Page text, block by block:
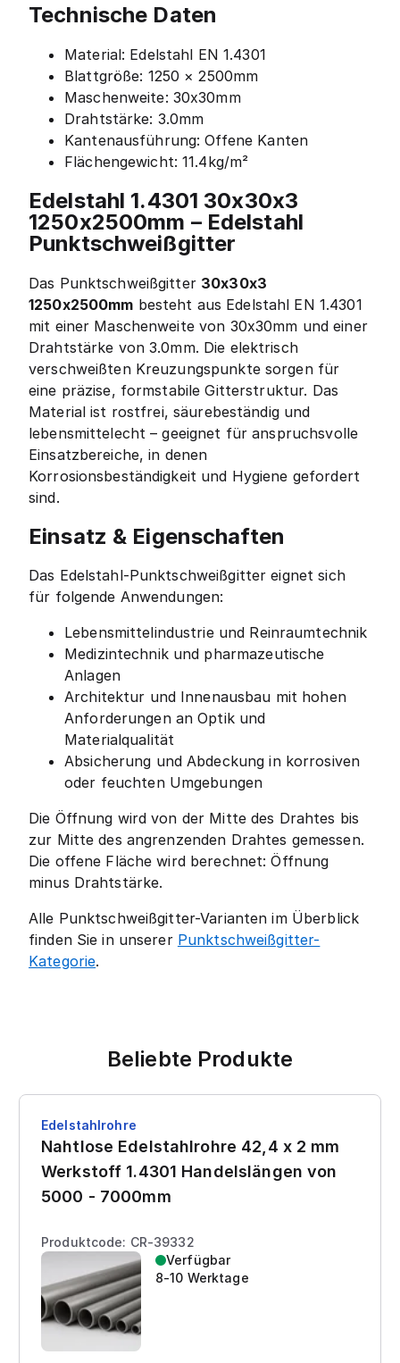
Technische Daten
Material: Edelstahl EN 1.4301
Blattgröße: 1250 × 2500mm
Maschenweite: 30x30mm
Drahtstärke: 3.0mm
Kantenausführung: Offene Kanten
Flächengewicht: 11.4kg/m²
Edelstahl 1.4301 30x30x3
1250x2500mm – Edelstahl
Punktschweißgitter
Das Punktschweißgitter 30x30x3
1250x2500mm besteht aus Edelstahl EN 1.4301
mit einer Maschenweite von 30x30mm und einer
Drahtstärke von 3.0mm. Die elektrisch
verschweißten Kreuzungspunkte sorgen für
eine präzise, formstabile Gitterstruktur. Das
Material ist rostfrei, säurebeständig und
lebensmittelecht – geeignet für anspruchsvolle
Einsatzbereiche, in denen
Korrosionsbeständigkeit und Hygiene gefordert
sind.
Einsatz & Eigenschaften
Das Edelstahl-Punktschweißgitter eignet sich
für folgende Anwendungen:
Lebensmittelindustrie und Reinraumtechnik
Medizintechnik und pharmazeutische
Anlagen
Architektur und Innenausbau mit hohen
Anforderungen an Optik und
Materialqualität
Absicherung und Abdeckung in korrosiven
oder feuchten Umgebungen
Die Öffnung wird von der Mitte des Drahtes bis
zur Mitte des angrenzenden Drahtes gemessen.
Die offene Fläche wird berechnet: Öffnung
minus Drahtstärke.
Alle Punktschweißgitter-Varianten im Überblick
finden Sie in unserer Punktschweißgitter-
Kategorie.
Beliebte Produkte
Edelstahlrohre
Nahtlose Edelstahlrohre 42,4 x 2 mm
Werkstoff 1.4301 Handelslängen von
5000 - 7000mm
Produktcode: CR-39332
Verfügbar
8-10 Werktage